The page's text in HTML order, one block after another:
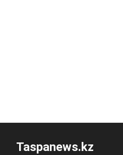
Taspanews.kz